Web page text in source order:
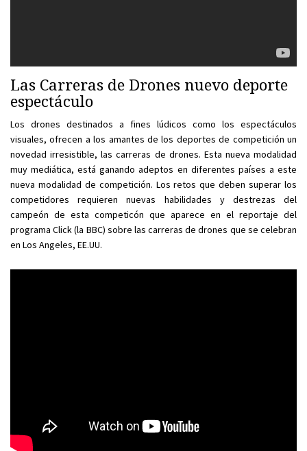
Las Carreras de Drones nuevo deporte
espectáculo
Los drones destinados a fines lúdicos como los espectáculos
visuales, ofrecen a los amantes de los deportes de competición un
novedad irresistible, las carreras de drones. Esta nueva modalidad
muy mediática, está ganando adeptos en diferentes países a este
nueva modalidad de competición. Los retos que deben superar los
competidores requieren nuevas habilidades y destrezas del
campeón de esta competicón que aparece en el reportaje del
programa Click (la BBC) sobre las carreras de drones que se celebran
en Los Angeles, EE.UU.